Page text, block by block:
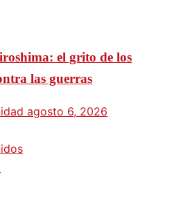
el grito de los
las guerras
agosto 6, 2026